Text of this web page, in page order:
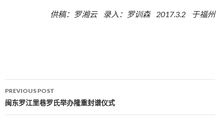
供稿：罗湘云 录入：罗训森 2017.3.2 于福州
Post navigation
PREVIOUS POST
闽东罗江里巷罗氏举办隆重封谱仪式